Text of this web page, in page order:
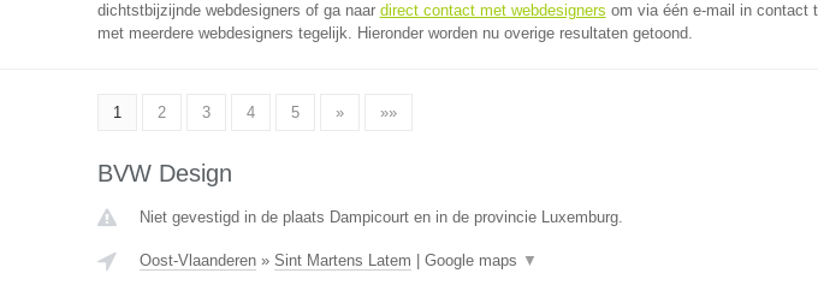
dichtstbijzijnde webdesigners of ga naar direct contact met webdesigners om via één e-mail in contact
met meerdere webdesigners tegelijk. Hieronder worden nu overige resultaten getoond.
1 2 3 4 5 » »»
BVW Design
Niet gevestigd in de plaats Dampicourt en in de provincie Luxemburg.
Oost-Vlaanderen» Sint Martens Latem Google maps ▼